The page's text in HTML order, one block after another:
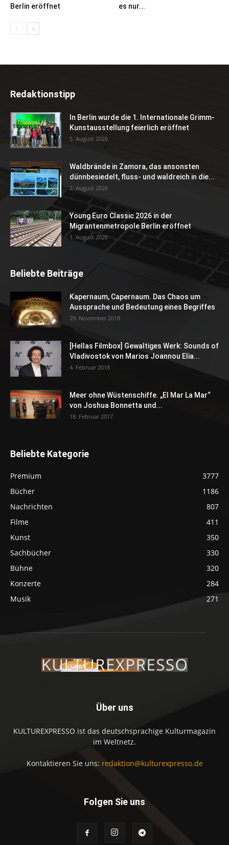
Berlin eröffnet
es nur...
Redaktionstipp
In Berlin wurde die 1. Internationale Grimm-
Kunstausstellung feierlich eröffnet
5. August 2026
Waldbrände in Zamora, das ansonsten
dünnbesiedelt, fluss- und waldreich in die...
2. August 2026
Young Euro Classic 2026 in der
Migrantenmetropole Berlin eröffnet
1. August 2026
Beliebte Beiträge
Kapernaum, Capernaum. Das Chaos um
Aussprache und Bedeutung eines Begriffes
29. November 2018
[Hellas Filmbox] Gewaltiges Werk: Sounds of
Vladivostok von Marios Joannou Elia...
4. Februar 2018
Meer ohne Wüstenschiffe. „El Mar La Mar“
von Joshua Bonnetta und...
18. Februar 2017
Beliebte Kategorie
Premium
3777
Bücher
1186
Nachrichten
807
Filme
411
Kunst
350
Sachbücher
330
Bühne
320
Konzerte
284
Musik
271
Über uns
KULTUREXPRESSO ist das deutschsprachige Kulturmagazin
im Weltnetz.
Kontaktieren Sie uns: redaktion@kulturexpresso.de
Folgen Sie uns